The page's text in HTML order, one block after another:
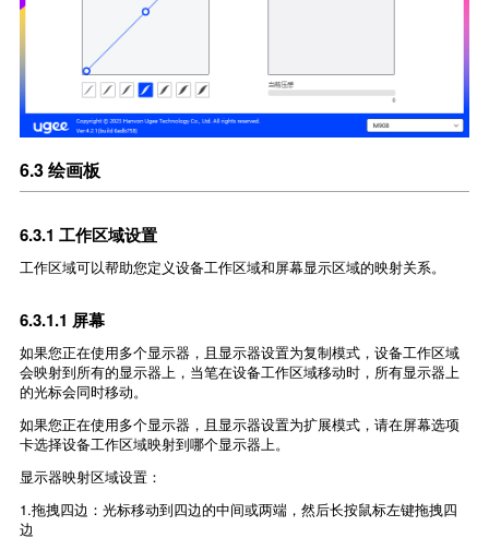
6.3 绘画板
6.3.1 工作区域设置
工作区域可以帮助您定义设备工作区域和屏幕显示区域的映射关系。
6.3.1.1 屏幕
如果您正在使用多个显示器，且显示器设置为复制模式，设备工作区域
会映射到所有的显示器上，当笔在设备工作区域移动时，所有显示器上
的光标会同时移动。
如果您正在使用多个显示器，且显示器设置为扩展模式，请在屏幕选项
卡选择设备工作区域映射到哪个显示器上。
显示器映射区域设置：
1.拖拽四边：光标移动到四边的中间或两端，然后长按鼠标左键拖拽四
边